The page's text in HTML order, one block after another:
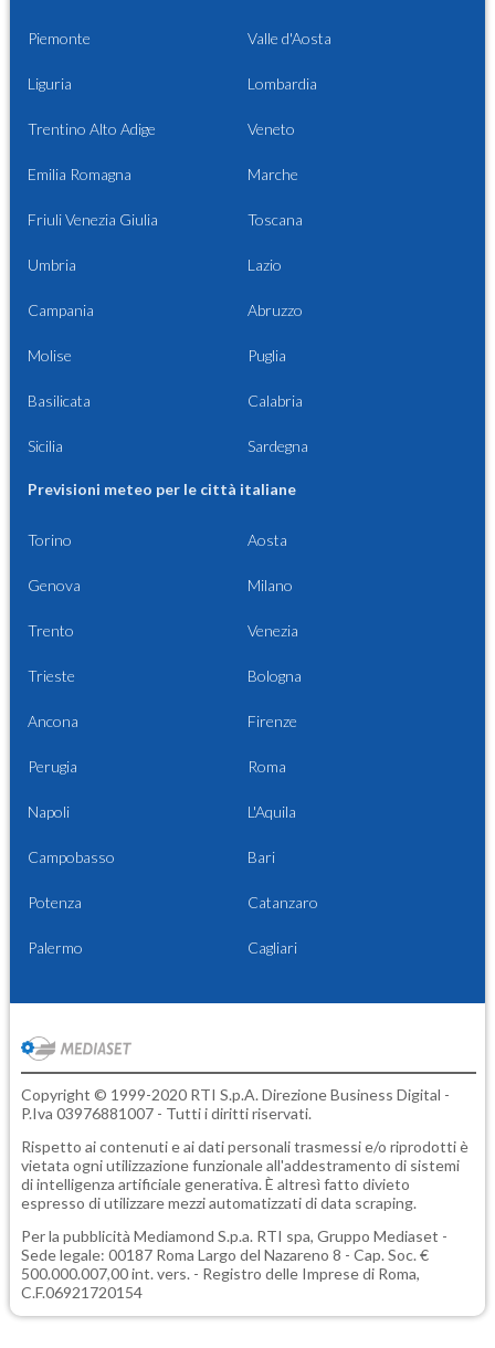
Piemonte Valle d'Aosta
Liguria Lombardia
Trentino Alto Adige Veneto
Emilia Romagna Marche
Friuli Venezia Giulia Toscana
Umbria Lazio
Campania Abruzzo
Molise Puglia
Basilicata Calabria
Sicilia Sardegna
Previsioni meteo per le città italiane
Torino Aosta
Genova Milano
Trento Venezia
Trieste Bologna
Ancona Firenze
Perugia Roma
Napoli L'Aquila
Campobasso Bari
Potenza Catanzaro
Palermo Cagliari
Copyright © 1999-2020 RTI S.p.A. Direzione Business Digital -
P.Iva 03976881007 - Tutti i diritti riservati.
Rispetto ai contenuti e ai dati personali trasmessi e/o riprodotti è
vietata ogni utilizzazione funzionale all'addestramento di sistemi
di intelligenza artificiale generativa. È altresì fatto divieto
espresso di utilizzare mezzi automatizzati di data scraping.
Per la pubblicità Mediamond S.p.a. RTI spa, Gruppo Mediaset -
Sede legale: 00187 Roma Largo del Nazareno 8 - Cap. Soc. €
500.000.007,00 int. vers. - Registro delle Imprese di Roma,
C.F.06921720154